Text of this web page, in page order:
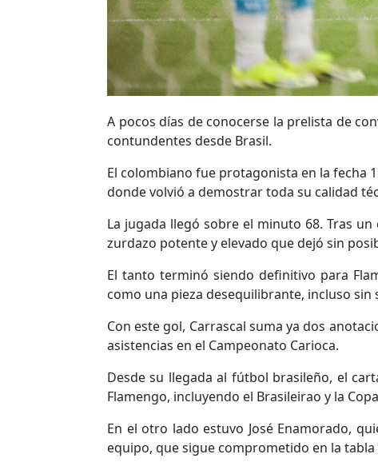
A pocos días de conocerse la prelista de
contundentes desde Brasil.
El colombiano fue protagonista en la fecha
donde volvió a demostrar toda su calidad
La jugada llegó sobre el minuto 68. Tras
zurdazo potente y elevado que dejó sin
El tanto terminó siendo definitivo para
como una pieza desequilibrante, incluso
Con este gol, Carrascal suma ya dos
asistencias en el Campeonato Carioca.
Desde su llegada al fútbol brasileño, el
Flamengo, incluyendo el Brasileirao y la
En el otro lado estuvo José Enamorado,
equipo, que sigue comprometido en la tabla